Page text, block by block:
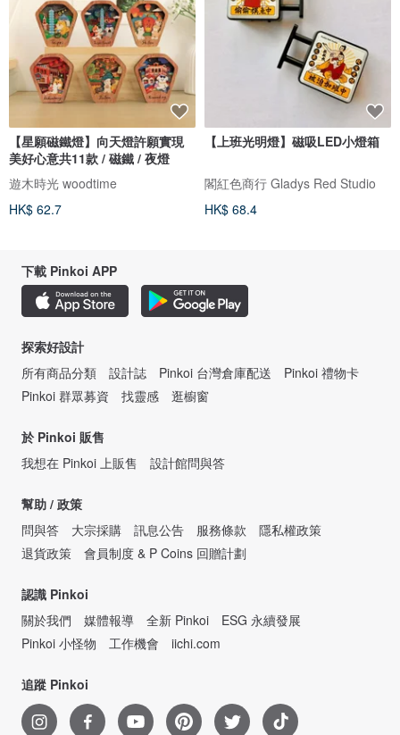
【星願磁鐵燈】向天燈許願實現
美好心意共11款 / 磁鐵 / 夜燈
遊木時光 woodtime
HK$ 62.7
【上班光明燈】磁吸LED小燈箱
閣紅色商行 Gladys Red Studio
HK$ 68.4
下載 Pinkoi APP
探索好設計
所有商品分類
設計誌 Pinkoi 台灣倉庫配送
Pinkoi 禮物卡
Pinkoi 群眾募資
找靈感 逛櫥窗
於 Pinkoi 販售
我想在 Pinkoi 上販售
設計館問與答
幫助 / 政策
問與答
大宗採購 訊息公告 服務條款
隱私權政策
退貨政策
會員制度 & P Coins 回贈計劃
認識 Pinkoi
關於我們
媒體報導 全新 Pinkoi
ESG 永續發展
Pinkoi 小怪物
工作機會 iichi.com
追蹤 Pinkoi